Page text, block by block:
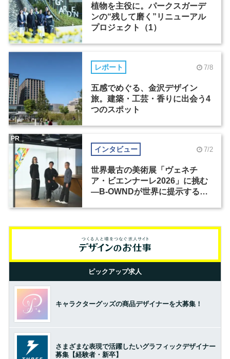
植物を主役に。パークスガーデ
ンの“残して磨く”リニューアル
プロジェクト（1）
レポート 7/8
五感でめぐる、金沢デザイン
旅。建築・工芸・香りに出会う4
つのスポット
インタビュー 7/2
世界最古の美術展「ヴェネチ
ア・ビエンナーレ2026」に挑む
―B-OWNDが世界に提示する美
PR
ピックアップ求人
キャラクターグッズの商品デザイナーを大募集！
さまざまな表現で活躍したいグラフィックデザイナー
募集【経験者・新卒】